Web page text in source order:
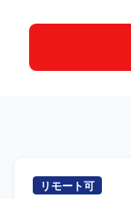
リモート可